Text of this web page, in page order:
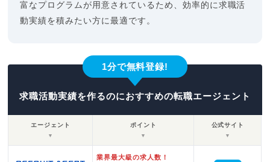
富なプログラムが用意されているため、効率的に求職活
動実績を積みたい方に最適です。
1分で無料登録!
求職活動実績を作るのにおすすめの転職エージェント
エージェント
▼
ポイント
▼
公式サイト
▼
業界最大級の求人数！